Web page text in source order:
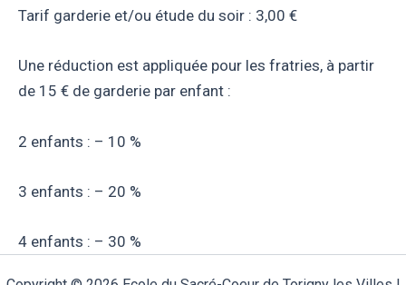
Tarif garderie et/ou étude du soir : 3,00 €
Une réduction est appliquée pour les fratries, à partir
de 15 € de garderie par enfant :
2 enfants : – 10 %
3 enfants : – 20 %
4 enfants : – 30 %